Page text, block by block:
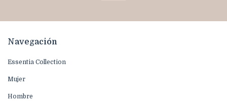
Navegación
Essentia Collection
Mujer
Hombre